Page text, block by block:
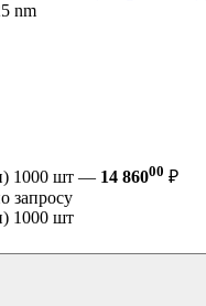
nm
1000 шт — 14 86000 ₽
запросу
1000 шт